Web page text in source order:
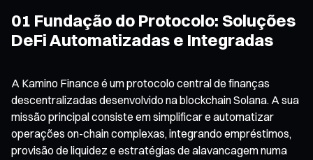
01 Fundação do Protocolo: Soluções
DeFi Automatizadas e Integradas
A Kamino Finance é um protocolo central de finanças
descentralizadas desenvolvido na blockchain Solana. A sua
missão principal consiste em simplificar e automatizar
operações on-chain complexas, integrando empréstimos,
provisão de liquidez e estratégias de alavancagem numa